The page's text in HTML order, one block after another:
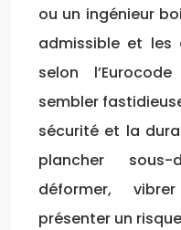
ou un ingénieur
admissible et les
selon
sembler
sécurité et la
plancher
déformer,
présenter un